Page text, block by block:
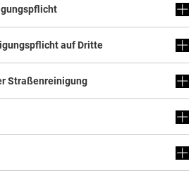
auf Dritte
Straßenreinigung